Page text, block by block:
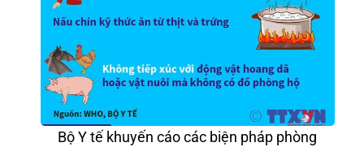
Bộ Y tế khuyến cáo các biện pháp phòng